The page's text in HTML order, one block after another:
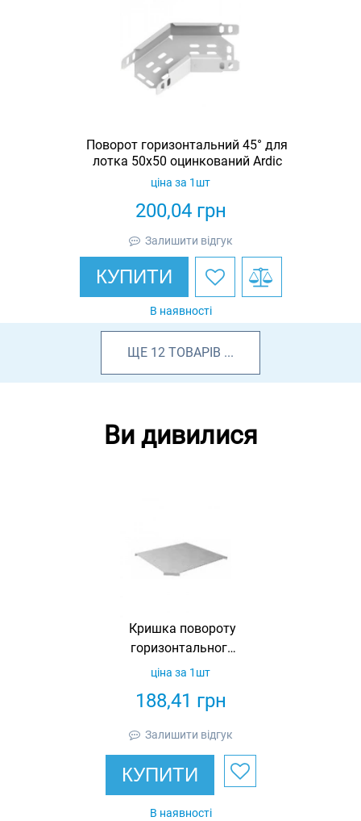
Поворот горизонтальний 45° для
лотка 50х50 оцинкований Ardic
200,04грн
ціна за 1шт
Залишити відгук
КУПИТИ
В наявності
ЩЕ 12 ТОВАРІВ ...
Ви дивилися
Кришка повороту
горизонтального
45° для лотка 300
мм,
188,41 грн
ціна за 1шт
Залишити відгук
КУПИТИ
В наявності